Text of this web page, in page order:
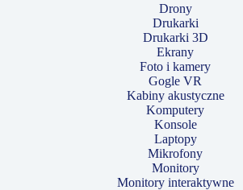
Drony
Drukarki
Drukarki 3D
Ekrany
Foto i kamery
Gogle VR
Kabiny akustyczne
Komputery
Konsole
Laptopy
Mikrofony
Monitory
Monitory interaktywne